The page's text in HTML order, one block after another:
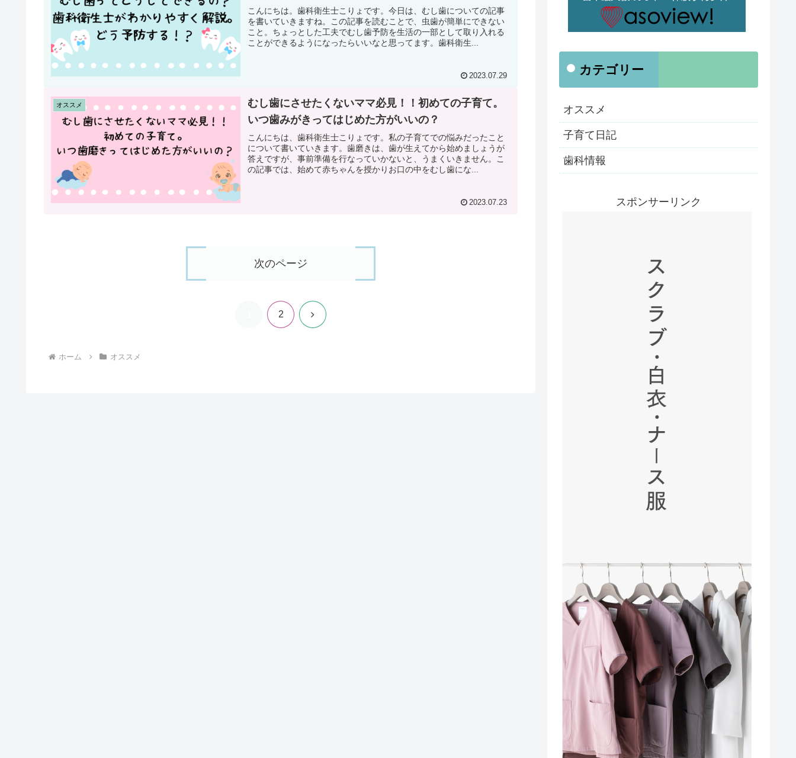
こんにちは。歯科衛生士こりょです。今日は、むし歯についての記事
を書いていきますね。この記事を読むことで、虫歯が簡単にできない
こと。ちょっとした工夫でむし歯予防を生活の一部として取り入れる
ことができるようになったらいいなと思ってます。歯科衛生...
2023.07.29
オススメ
むし歯にさせたくないママ必見！！初めての子育て。
いつ歯みがきってはじめた方がいいの？
こんにちは、歯科衛生士こりょです。私の子育てでの悩みだったこと
について書いていきます。歯磨きは、歯が生えてから始めましょうが
答えですが、事前準備を行なっていかないと、うまくいきません。こ
の記事では、始めて赤ちゃんを授かりお口の中をむし歯にな...
2023.07.23
次のページ
2 次
ホーム オススメ
カテゴリー
オススメ
子育て日記
歯科情報
スポンサーリンク